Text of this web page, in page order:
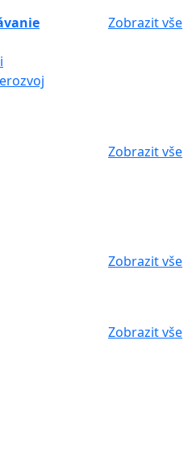
Zobrazit vše
Zobrazit vše
Zobrazit vše
Zobrazit vše